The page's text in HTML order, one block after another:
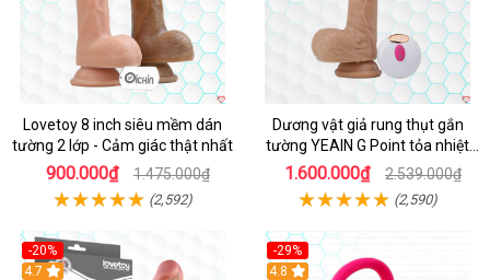
Lovetoy 8 inch siêu mềm dán
tường 2 lớp - Cảm giác thật nhất
900.000₫ 1.475.000₫
(2,592)
Dương vật giả rung thụt gắn
tường YEAIN G Point tỏa nhiệt
điều khiển từ xa
1.600.000₫ 2.539.000₫
(2,590)
-20%
Hot
4.7
-29%
Hot
4.8